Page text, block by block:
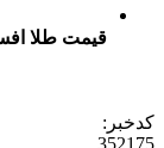
قیمت طلا افسار
کدخبر:
352175